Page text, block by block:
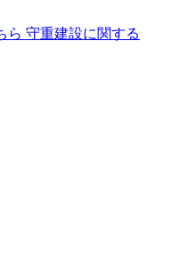
守重建設に関する